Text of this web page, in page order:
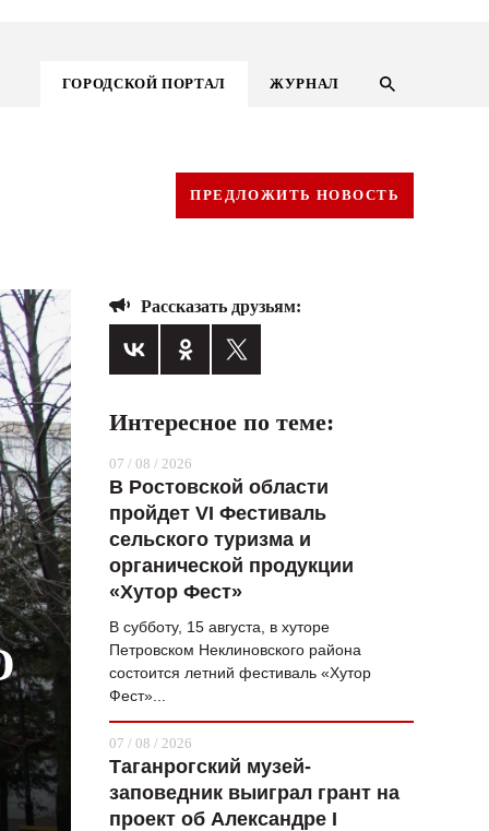
ГОРОДСКОЙ ПОРТАЛ ЖУРНАЛ
ГОРОДСКОЙ ПОРТАЛ
ВОПРОС НЕДЕЛИ
СТИЛЬ ЖИЗНИ
ХАЙП
ЧЕЛОВЕК ОСОБЕННЫЙ
КУЛЬТ ЕДЫ
АФИША
ПРЕДЛОЖИТЬ НОВОСТЬ
Рассказать друзьям:
Интересное по теме:
07 / 08 / 2026
В Ростовской области
пройдет VI Фестиваль
сельского туризма и
органической продукции
«Хутор Фест»
В субботу, 15 августа, в хуторе
Петровском Неклиновского района
состоится летний фестиваль «Хутор
Фест»...
07 / 08 / 2026
Таганрогский музей-
заповедник выиграл грант на
проект об Александре I